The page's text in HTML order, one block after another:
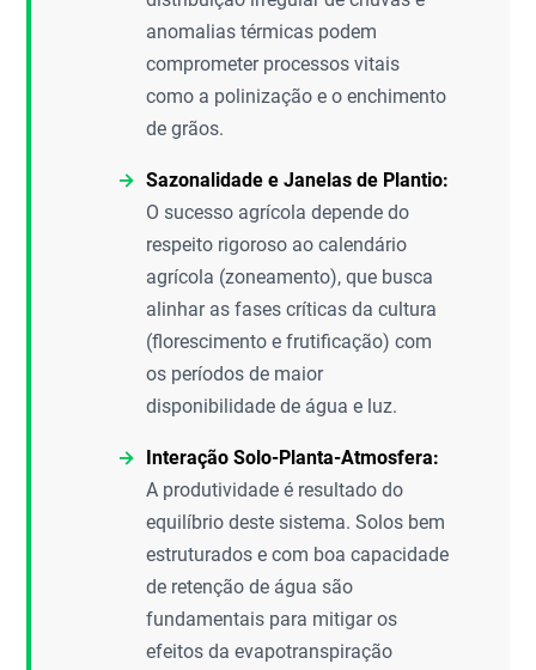
anomalias térmicas podem
comprometer processos vitais
como a polinização e o enchimento
de grãos.
Sazonalidade e Janelas de Plantio:
O sucesso agrícola depende do
respeito rigoroso ao calendário
agrícola (zoneamento), que busca
alinhar as fases críticas da cultura
(florescimento e frutificação) com
os períodos de maior
disponibilidade de água e luz.
Interação Solo-Planta-Atmosfera:
A produtividade é resultado do
equilíbrio deste sistema. Solos bem
estruturados e com boa capacidade
de retenção de água são
fundamentais para mitigar os
efeitos da evapotranspiração